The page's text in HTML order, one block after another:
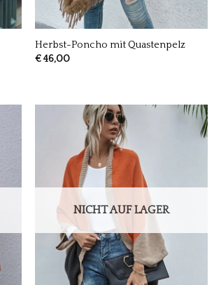
Herbst-Poncho mit Quastenpelz
€46,00
NICHT AUF LAGER